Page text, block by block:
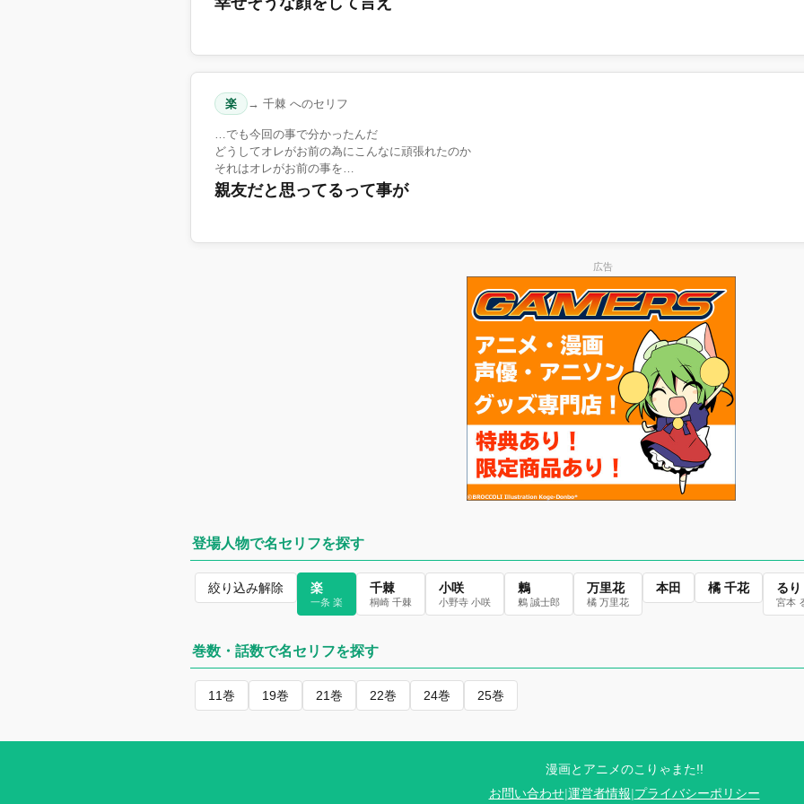
楽 → 千棘 へのセリフ
…でも今回の事で分かったんだ
どうしてオレがお前の為にこんなに頑張れたのか
それはオレがお前の事を…
親友だと思ってるって事が
広告
登場人物で名セリフを探す
絞り込み解除 楽
一条 楽
千棘
桐崎 千棘
小咲
小野寺 小咲
鶫
鶫 誠士郎
万里花
橘 万里花
本田 橘 千花 るり
宮本
巻数・話数で名セリフを探す
11巻 19巻 21巻 22巻 24巻 25巻
漫画とアニメのこりゃまた!!
お問い合わせ|運営者情報|プライバシーポリシー